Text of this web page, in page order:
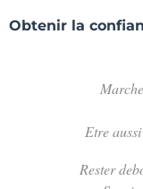
Obtenir la
Etre
Rester